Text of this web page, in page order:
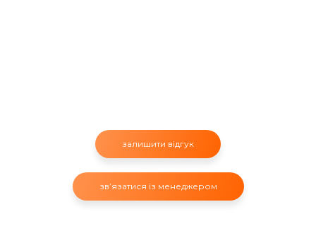
залишити відгук
звʼязатися із менеджером